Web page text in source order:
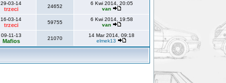
29-03-14
trzeci 24652
6 Kwi 2014, 20:05
van
16-03-14
trzeci 59755
6 Kwi 2014, 19:58
van
09-11-13
Mafios 21070
14 Mar 2014, 09:18
elmek13